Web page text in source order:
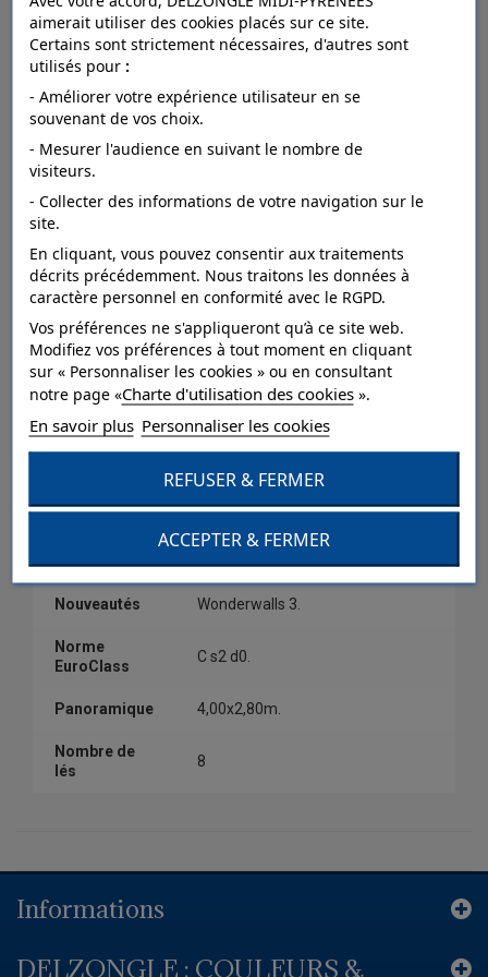
FICHE TECHNIQUE
Dépose arrachable à sec.
Raccord droit.
Entretien lessivable à la brosse.
Résistance à
la lumière
bonne.
Pose Collage sur le mur.
Style Géométrique.
Catégorie Dessin,Grand motif.
Vinyle sur intissé.
Collection Wonderwalls 3.
Nouveautés Wonderwalls 3.
Norme
EuroClass
C s2 d0.
Panoramique 4,00x2,80m.
Nombre de
lés
8
Informations
DELZONGLE : COULEURS &
aimerait utiliser des cookies placés sur ce site.
Certains sont strictement nécessaires, d'autres sont
utilisés pour :
- Améliorer votre expérience utilisateur en se
souvenant de vos choix.
- Mesurer l'audience en suivant le nombre de
visiteurs.
- Collecter des informations de votre navigation sur le
site.
En cliquant, vous pouvez consentir aux traitements
décrits précédemment. Nous traitons les données à
caractère personnel en conformité avec le RGPD.
Vos préférences ne s'appliqueront qu’à ce site web.
Modifiez vos préférences à tout moment en cliquant
sur « Personnaliser les cookies » ou en consultant
notre page «Charte d'utilisation des cookies».
En savoir plus Personnaliser les cookies
REFUSER & FERMER
ACCEPTER & FERMER